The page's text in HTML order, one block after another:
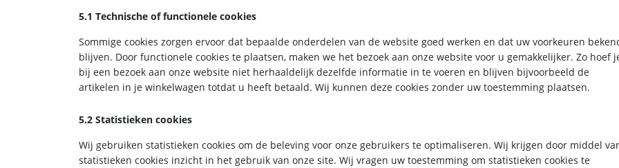
5.1 Technische of functionele cookies
Sommige cookies zorgen ervoor dat bepaalde onderdelen van de website goed werken en dat uw voorkeuren
blijven. Door functionele cookies te plaatsen, maken we het bezoek aan onze website voor u gemakkelijker. Zo hoef
bij een bezoek aan onze website niet herhaaldelijk dezelfde informatie in te voeren en blijven bijvoorbeeld de
artikelen in je winkelwagen totdat u heeft betaald. Wij kunnen deze cookies zonder uw toestemming plaatsen.
5.2 Statistieken cookies
Wij gebruiken statistieken cookies om de beleving voor onze gebruikers te optimaliseren. Wij krijgen door middel
statistieken cookies inzicht in het gebruik van onze site. Wij vragen uw toestemming om statistieken cookies te